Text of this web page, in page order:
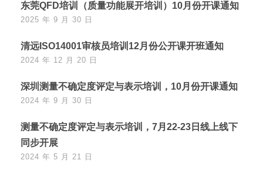
东莞QFD培训（质量功能展开培训）10月份开课通知
2025 年 9 月 30 日
清远ISO14001审核员培训12月份公开课开班通知
2024 年 12 月 20 日
深圳测量不确定度评定与表示培训，10月份开课通知
2024 年 9 月 30 日
测量不确定度评定与表示培训，7月22-23日线上线下
同步开展
2024 年 5 月 21 日